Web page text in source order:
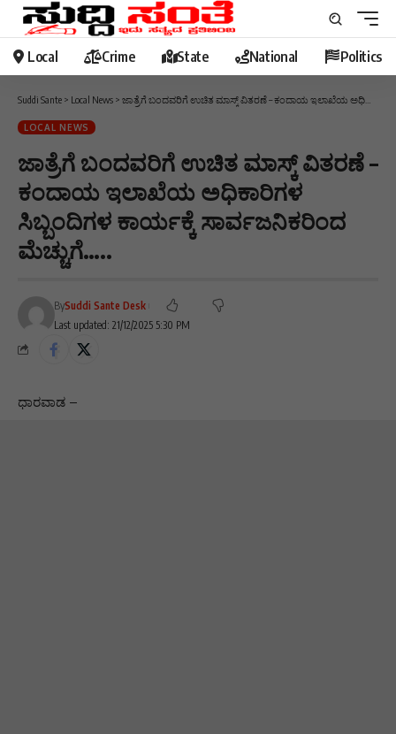
Local Crime State National Politics
Suddi Sante > Local News > ಜಾತ್ರೆಗೆ ಬಂದವರಿಗೆ ಉಚಿತ ಮಾಸ್ಕ್ ವಿತರಣೆ – ಕಂದಾಯ ಇಲಾಖೆಯ ಅಧಿಕಾರಿಗಳ ಸಿಬ್ಬಂದಿಗಳ ಕಾರ್ಯಕ್ಕೆ ಸಾರ್ವಜನಿಕರಿಂದ ಮೆಚ್ಚುಗೆ…..
LOCAL NEWS
ಜಾತ್ರೆಗೆ ಬಂದವರಿಗೆ ಉಚಿತ ಮಾಸ್ಕ್ ವಿತರಣೆ –
ಕಂದಾಯ ಇಲಾಖೆಯ ಅಧಿಕಾರಿಗಳ
ಸಿಬ್ಬಂದಿಗಳ ಕಾರ್ಯಕ್ಕೆ ಸಾರ್ವಜನಿಕರಿಂದ
ಮೆಚ್ಚುಗೆ…..
Last updated: 21/12/2025 5:30 PM
BySuddi Sante Desk
ಧಾರವಾಡ –